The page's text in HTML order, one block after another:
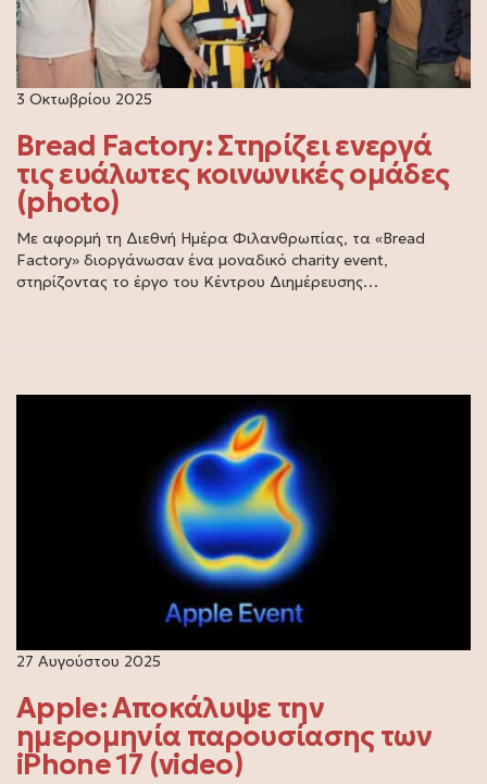
3 Οκτωβρίου 2025
Bread Factory: Στηρίζει ενεργά
τις ευάλωτες κοινωνικές ομάδες
(photo)
Με αφορμή τη Διεθνή Ημέρα Φιλανθρωπίας, τα «Bread
Factory» διοργάνωσαν ένα μοναδικό charity event,
στηρίζοντας το έργο του Κέντρου Διημέρευσης…
27 Αυγούστου 2025
Apple: Αποκάλυψε την
ημερομηνία παρουσίασης των
iPhone 17 (video)